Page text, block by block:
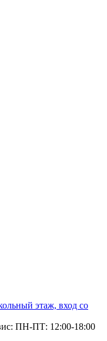
этаж, вход со
ПН-ПТ: 12:00-18:00